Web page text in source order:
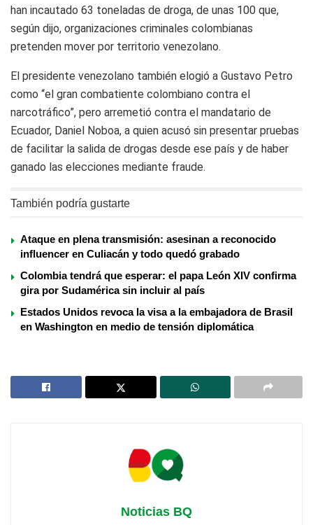
han incautado 63 toneladas de droga, de unas 100 que,
según dijo, organizaciones criminales colombianas
pretenden mover por territorio venezolano.
El presidente venezolano también elogió a Gustavo Petro
como “el gran combatiente colombiano contra el
narcotráfico”, pero arremetió contra el mandatario de
Ecuador, Daniel Noboa, a quien acusó sin presentar pruebas
de facilitar la salida de drogas desde ese país y de haber
ganado las elecciones mediante fraude.
También podría gustarte
Ataque en plena transmisión: asesinan a reconocido
influencer en Culiacán y todo quedó grabado
Colombia tendrá que esperar: el papa León XIV confirma
gira por Sudamérica sin incluir al país
Estados Unidos revoca la visa a la embajadora de Brasil
en Washington en medio de tensión diplomática
Noticias BQ